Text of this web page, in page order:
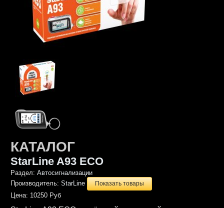
КАТАЛОГ
StarLine A93 ECO
Раздел:Автосигнализации
Производитель:StarLine Показать товары
Цена: 10250 Руб